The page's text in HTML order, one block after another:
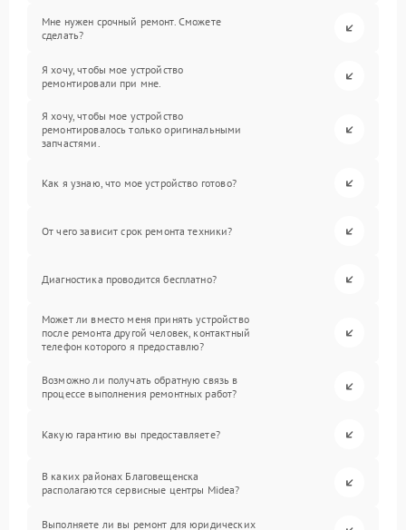
Мне нужен срочный ремонт. Сможете
сделать?
Я хочу, чтобы мое устройство
ремонтировали при мне.
Я хочу, чтобы мое устройство
ремонтировалось только оригинальными
запчастями.
Как я узнаю, что мое устройство готово?
От чего зависит срок ремонта техники?
Диагностика проводится бесплатно?
Может ли вместо меня принять устройство
после ремонта другой человек, контактный
телефон которого я предоставлю?
Возможно ли получать обратную связь в
процессе выполнения ремонтных работ?
Какую гарантию вы предоставляете?
В каких районах Благовещенска
располагаются сервисные центры Midea?
Выполняете ли вы ремонт для юридических